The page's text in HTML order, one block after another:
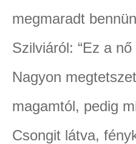
megmaradt
Szilviáról: “Ez a
Nagyon
magamtól, pedig
Csongit látva,